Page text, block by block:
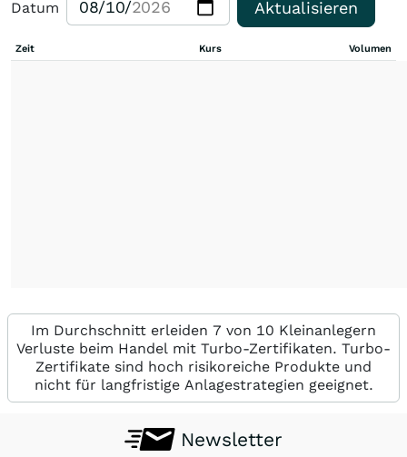
Datum Aktualisieren
Zeit Kurs Volumen
Im Durchschnitt erleiden 7 von 10 Kleinanlegern
Verluste beim Handel mit Turbo-Zertifikaten. Turbo-
Zertifikate sind hoch risikoreiche Produkte und
nicht für langfristige Anlagestrategien geeignet.
Newsletter